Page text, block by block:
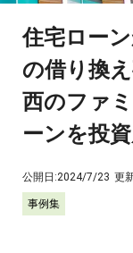
住宅ロー
の借り換
西のファ
ーンを投
公開日:2024/7/23 更
事例集